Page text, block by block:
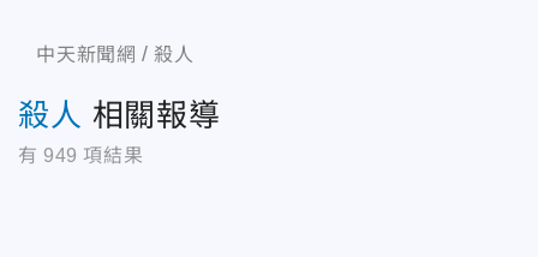
中天新聞網 殺人
殺人 相關報導
有 949 項結果